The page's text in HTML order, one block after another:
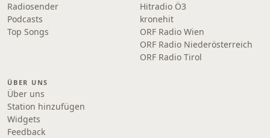
Radiosender
Podcasts
Top Songs
Hitradio Ö3
kronehit
ORF Radio Wien
ORF Radio Niederösterreich
ORF Radio Tirol
ÜBER UNS
Über uns
Station hinzufügen
Widgets
Feedback